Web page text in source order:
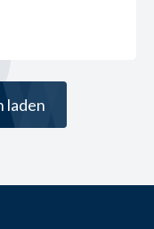
laden